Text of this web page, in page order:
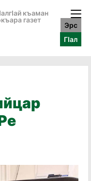
къаман
газет
Эрс
ГӀал